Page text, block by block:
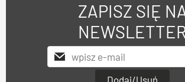
ZAPISZ SIĘ
NEWSLETTER